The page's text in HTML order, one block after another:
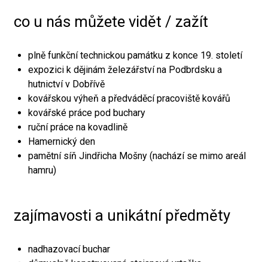
co u nás můžete vidět / zažít
plně funkční technickou památku z konce 19. století
expozici k dějinám železářství na Podbrdsku a
hutnictví v Dobřívě
kovářskou výheň a předváděcí pracoviště kovářů
kovářské práce pod buchary
ruční práce na kovadlině
Hamernický den
pamětní síň Jindřicha Mošny (nachází se mimo areál
hamru)
zajímavosti a unikátní předměty
nadhazovací buchar